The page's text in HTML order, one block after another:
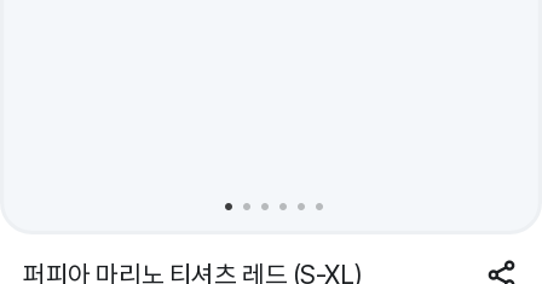
퍼피아 마리노 티셔츠 레드 (S-XL)